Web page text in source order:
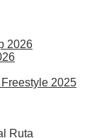
2026
2025
Ruta